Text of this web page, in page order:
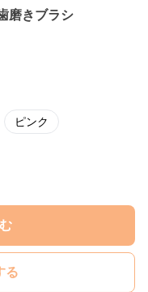
磨きブラシ
ピンク
る